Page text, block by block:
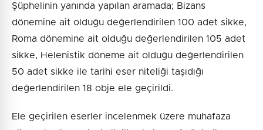
Şüphelinin yanında yapılan aramada; Bizans
dönemine ait olduğu değerlendirilen 100 adet sikke,
Roma dönemine ait olduğu değerlendirilen 105 adet
sikke, Helenistik döneme ait olduğu değerlendirilen
50 adet sikke ile tarihi eser niteliği taşıdığı
değerlendirilen 18 obje ele geçirildi.
Ele geçirilen eserler incelenmek üzere muhafaza